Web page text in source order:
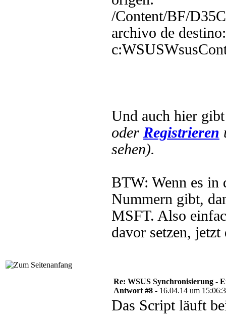
/Content/BF/
archivo de destino:
Und auch hier
oder Registrieren
sehen).
BTW: Wenn es in
Nummern gibt,
MSFT. Also
davor setzen, jetzt
Re: WSUS Synchronisierung -
Antwort #8 - 16.04.14 um
Das Script läuft